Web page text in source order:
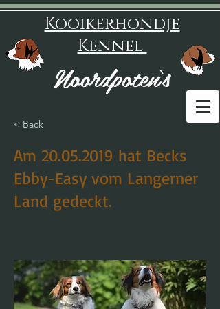
Kooikerhondje
Kennel
Noordpoten‘s
< Back
Am 20.05.2019 hat Becks
Ebby-Easy vom Langerner
Land gedeckt.